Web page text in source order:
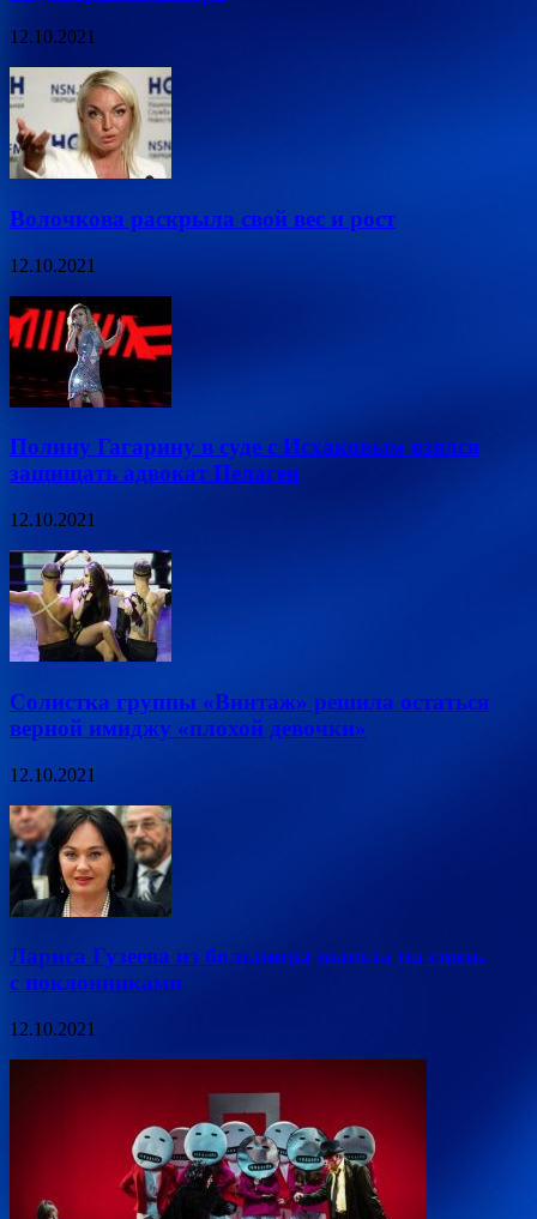
12.10.2021
Волочкова раскрыла свой вес и рост
12.10.2021
Полину Гагарину в суде с Исхаковым взялся
защищать адвокат Пелагеи
12.10.2021
Солистка группы «Винтаж» решила остаться
верной имиджу «плохой девочки»
12.10.2021
Лариса Гузеева из больницы вышла на связь
с поклонниками
12.10.2021